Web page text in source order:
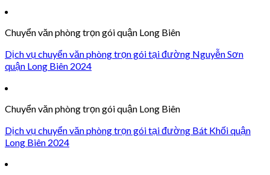
Chuyển văn phòng trọn gói quận Long Biên
Dịch vụ chuyển văn phòng trọn gói tại đường Nguyễn Sơn
quận Long Biên 2024
Chuyển văn phòng trọn gói quận Long Biên
Dịch vụ chuyển văn phòng trọn gói tại đường Bát Khối quận
Long Biên 2024